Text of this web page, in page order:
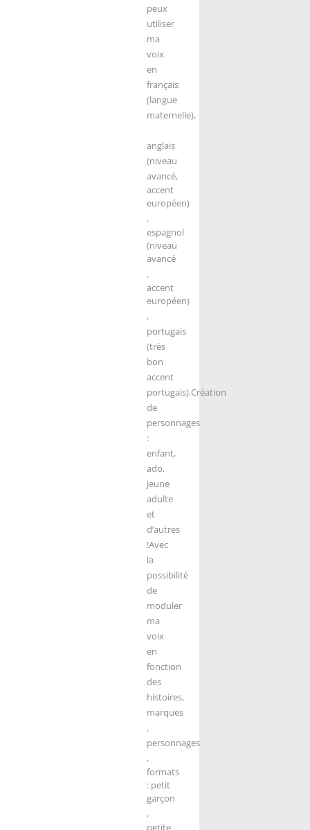
peux
utiliser
ma
voix
en
français
(langue
maternelle),
anglais
(niveau
avancé,
accent
européen)
,
espagnol
(niveau
avancé
,
accent
européen)
,
portugais
(très
bon
accent
portugais).Création
de
personnages
:
enfant,
ado,
jeune
adulte
et
d’autres
!Avec
la
possibilité
de
moduler
ma
voix
en
fonction
des
histoires,
marques
,
personnages
,
formats
: petit
garçon
,
petite